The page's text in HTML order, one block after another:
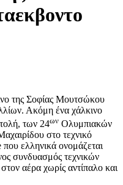
της Σοφίας Μουτσώκου
Ακόμη ένα χάλκινο
των 24ων Ολυμπιακών
στο τεχνικό
ελληνικά ονομάζεται
συνδυασμός τεχνικών
αέρα χωρίς αντίπαλο και